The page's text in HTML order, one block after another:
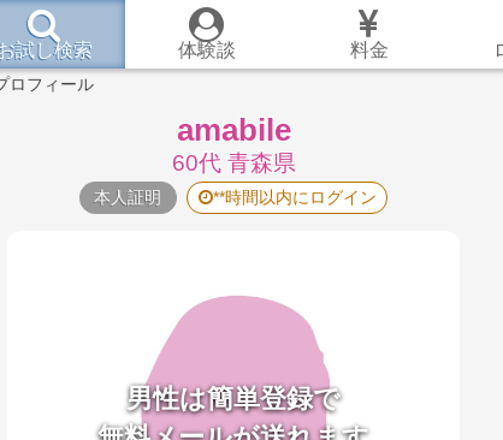
試し検索 体験談 料金
ロフィール
amabile
60代 青森県
本人証明 **時間以内にログイン
男性は簡単登録で